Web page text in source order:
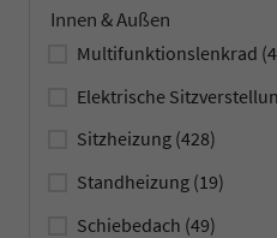
Innen & Außen
Multifunktionslenkrad
Elektrische
Sitzheizung (428)
Standheizung (19)
Schiebedach (49)